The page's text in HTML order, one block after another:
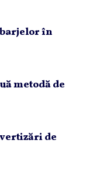
în
metodă de
de